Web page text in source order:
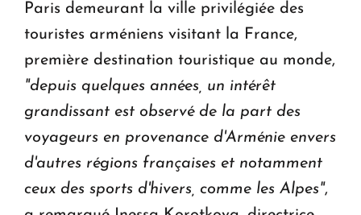
Paris demeurant la ville privilégiée des
touristes arméniens visitant la France,
première destination touristique au monde,
"depuis quelques années, un intérêt
grandissant est observéde la part des
voyageurs en provenance d'Arménie envers
d'autres régions françaises et notamment
ceux des sports d'hivers, comme les Alpes",